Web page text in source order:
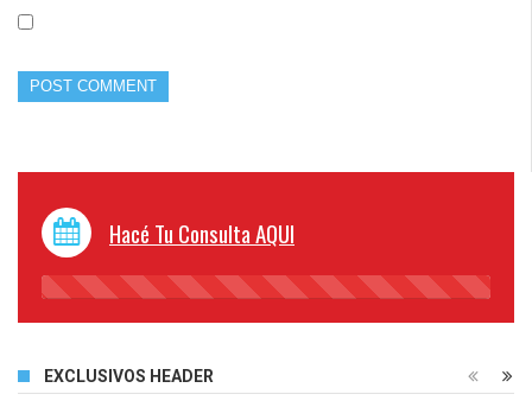
Hacé Tu Consulta AQUI
45%
EXCLUSIVOS HEADER